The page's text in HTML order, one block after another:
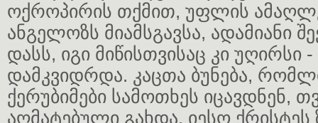
ოქროპირის თქმით, უფლის
ანგელოზს მიამსგავსა, ადამიანი
დასს, იგი მიწისთვისაც კი უღირსი -
დამკვიდრდა. კაცთა ბუნება,
ქერუბიმები სამოთხეს იცავდნენ,
აღმატებული გახდა. იესო ქრისტეს